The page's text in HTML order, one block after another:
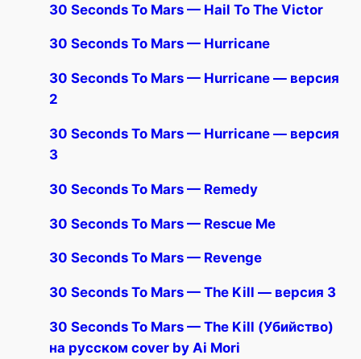
30 Seconds To Mars — Hail To The Victor
30 Seconds To Mars — Hurricane
30 Seconds To Mars — Hurricane — версия
2
30 Seconds To Mars — Hurricane — версия
3
30 Seconds To Mars — Remedy
30 Seconds To Mars — Rescue Me
30 Seconds To Mars — Revenge
30 Seconds To Mars — The Kill — версия 3
30 Seconds To Mars — The Kill (Убийство)
на русском cover by Ai Mori